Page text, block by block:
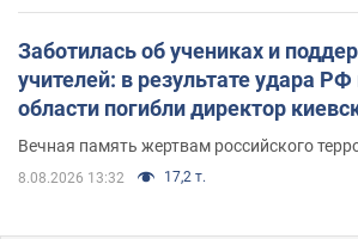
Заботилась об учениках и
учителей: в результате удара
области погибли директор
муж и внук
Вечная память жертвам российского
8.08.2026 13:32 17,2 т.